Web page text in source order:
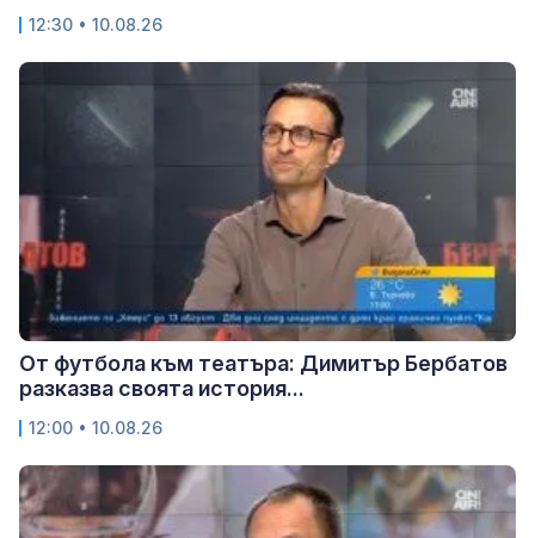
12:30 • 10.08.26
От футбола към театъра: Димитър Бербатов
разказва своята история...
12:00 • 10.08.26